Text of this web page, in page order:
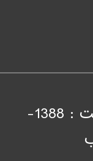
تمامی حقوق محفوظ است : 1388-